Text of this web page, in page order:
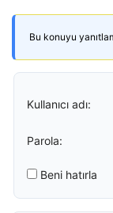
Bu konuyu
Kullanıcı adı:
Parola:
Beni hatırla